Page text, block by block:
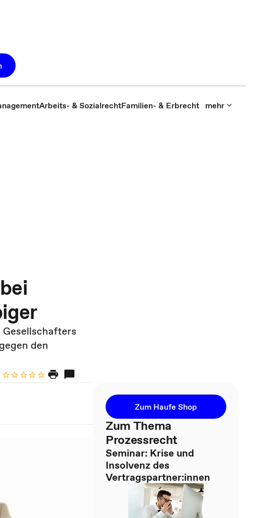
Arbeits- & SozialrechtFamilien- & Erbrecht mehr
den
Zum Haufe Shop
Zum Thema
Prozessrecht
Seminar: Krise und
Insolvenz des
Vertragspartner:innen